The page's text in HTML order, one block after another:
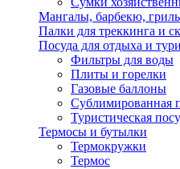
Мангалы, барбекю, гриль
Палки для треккинга и
Посуда для отдыха и
Фильтры для воды
Плиты и горелки
Газовые баллоны
Сублимированная
Туристическая
Термосы и бутылки
Термокружки
Термос